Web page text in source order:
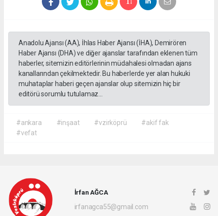
Anadolu Ajansı (AA), İhlas Haber Ajansı (İHA), Demirören
Haber Ajansı (DHA) ve diğer ajanslar tarafından eklenen tüm
haberler, sitemizin editörlerinin müdahalesi olmadan ajans
kanallarından çekilmektedir. Bu haberlerde yer alan hukuki
muhataplar haberi geçen ajanslar olup sitemizin hiç bir
editörü sorumlu tutulamaz...
#ankara #inşaat #vzirköprü
#akif fak
#vefat
İrfan AĞCA
irfanagca55@gmail.com